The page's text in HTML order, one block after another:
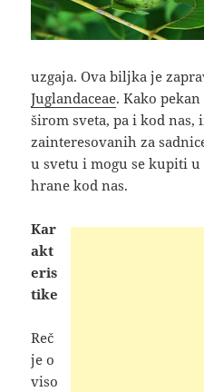
uzgaja. Ova biljka je
Juglandaceae. Kako
širom sveta, pa i kod nas,
zainteresovanih za
u svetu i mogu se kupiti
hrane kod nas.
Kar
akt
eris
tike
Reč
je o
viso